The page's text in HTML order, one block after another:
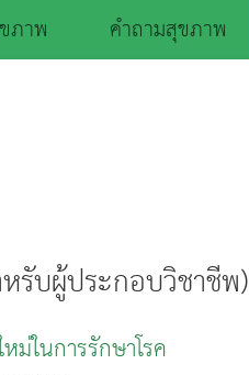
ภาพ
คำถามสุขภาพ
รับผู้ประกอบวิชาชีพ)
ม่ในการรักษาโรค